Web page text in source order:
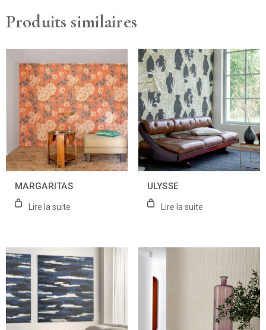
Produits similaires
MARGARITAS
Lire la suite
ULYSSE
Lire la suite